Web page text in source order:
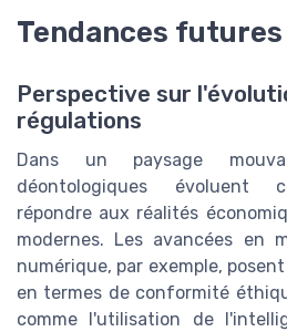
Tendances futures
Perspective sur
régulations
Dans un paysage
déontologiques évoluent
répondre aux réalités
modernes. Les avancées en
numérique, par exemple,
en termes de conformité
comme l'utilisation de